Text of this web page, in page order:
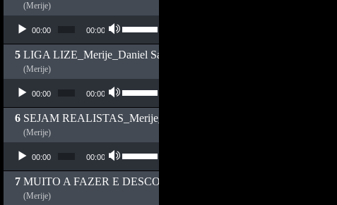
(Merije)
Tocador de áudio
00:00 00:00
LIGA LIZE_Merije_Daniel Saavedra
(Merije)
Tocador de áudio
00:00 00:00
SEJAM REALISTAS_Merije_Jamphel D
(Merije)
Tocador de áudio
00:00 00:00
MUITO A FAZER E DESCOBRIR_Merije_Jamphel D
(Merije)